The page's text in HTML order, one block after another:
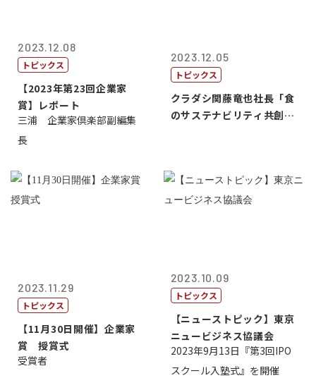
2023.12.08
トピックス
【2023年第23回企業家
賞】レポート
三浦 企業家倶楽部副編集
長
2023.12.05
トピックス
クラダシ関藤竜也社長「食
のサステナビリティ共創・
2023.11.29
トピックス
【11月30日開催】企業家
賞 授賞式
受賞者
2023.10.09
トピックス
【ニューストピック】東京
ニュービジネス協議会
2023年9月13日『第3回IPO
スクール入塾式』を開催